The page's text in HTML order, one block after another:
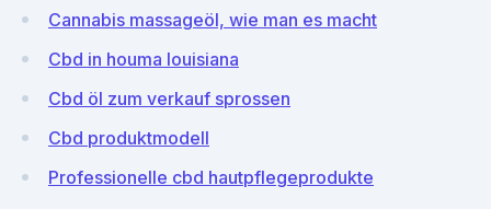
Cannabis massageöl, wie man es macht
Cbd in houma louisiana
Cbd öl zum verkauf sprossen
Cbd produktmodell
Professionelle cbd hautpflegeprodukte